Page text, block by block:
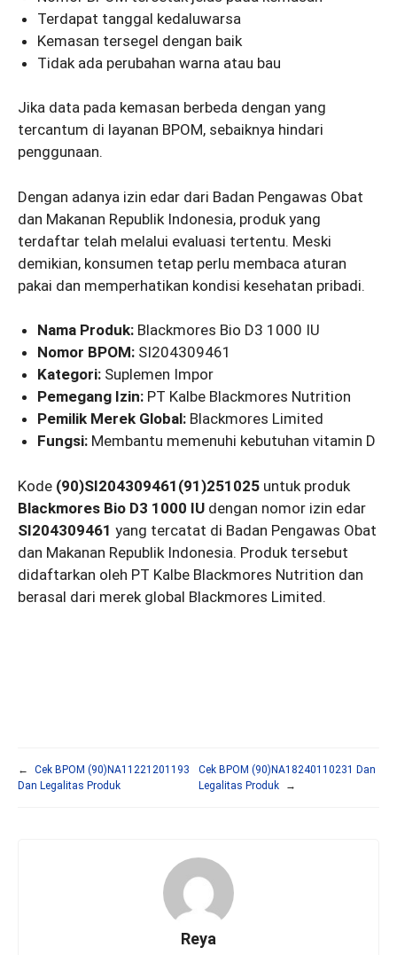
Terdapat tanggal kedaluwarsa
Kemasan tersegel dengan baik
Tidak ada perubahan warna atau bau
Jika data pada kemasan berbeda dengan yang
tercantum di layanan BPOM, sebaiknya hindari
penggunaan.
Dengan adanya izin edar dari Badan Pengawas Obat
dan Makanan Republik Indonesia, produk yang
terdaftar telah melalui evaluasi tertentu. Meski
demikian, konsumen tetap perlu membaca aturan
pakai dan memperhatikan kondisi kesehatan pribadi.
Nama Produk: Blackmores Bio D3 1000 IU
Nomor BPOM: SI204309461
Kategori: Suplemen Impor
Pemegang Izin: PT Kalbe Blackmores Nutrition
Pemilik Merek Global: Blackmores Limited
Fungsi: Membantu memenuhi kebutuhan vitamin D
Kode (90)SI204309461(91)251025 untuk produk
Blackmores Bio D3 1000 IU dengan nomor izin edar
SI204309461 yang tercatat di Badan Pengawas Obat
dan Makanan Republik Indonesia. Produk tersebut
didaftarkan oleh PT Kalbe Blackmores Nutrition dan
berasal dari merek global Blackmores Limited.
←
Cek BPOM (90)NA11221201193
Dan Legalitas Produk
Cek BPOM (90)NA18240110231 Dan
Legalitas Produk
→
Reya